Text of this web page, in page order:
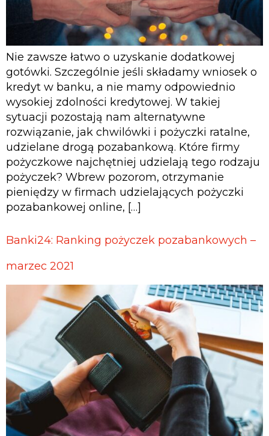
Nie zawsze łatwo o uzyskanie dodatkowej
gotówki. Szczególnie jeśli składamy wniosek o
kredyt w banku, a nie mamy odpowiednio
wysokiej zdolności kredytowej. W takiej
sytuacji pozostają nam alternatywne
rozwiązanie, jak chwilówki i pożyczki ratalne,
udzielane drogą pozabankową. Które firmy
pożyczkowe najchętniej udzielają tego rodzaju
pożyczek? Wbrew pozorom, otrzymanie
pieniędzy w firmach udzielających pożyczki
pozabankowej online, […]
Banki24: Ranking pożyczek pozabankowych –
marzec 2021